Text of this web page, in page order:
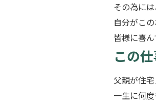
その為に
自分がこ
皆様に喜ん
この
父親が住
一生に何